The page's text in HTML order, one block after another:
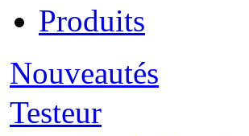
Produits
Nouveautés
Testeur